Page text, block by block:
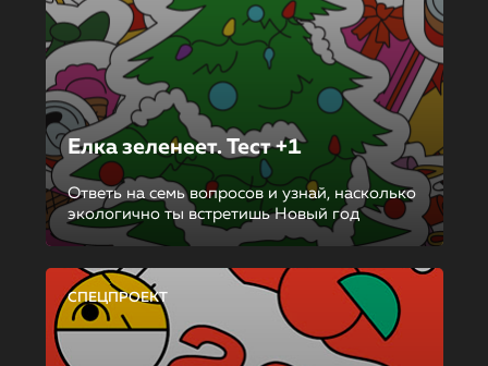
Елка зеленеет. Тест +1
Ответь на семь вопросов и узнай, насколько
экологично ты встретишь Новый год
СПЕЦПРОЕКТ